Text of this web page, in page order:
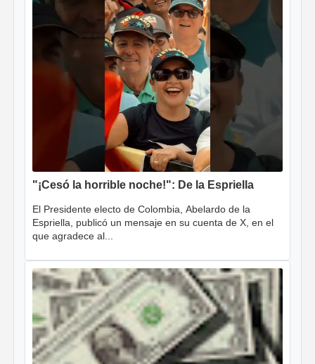
"¡Cesó la horrible noche!": De la Espriella
El Presidente electo de Colombia, Abelardo de la
Espriella, publicó un mensaje en su cuenta de X, en el
que agradece al...